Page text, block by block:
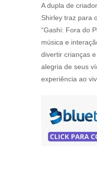
A dupla de
Shirley traz para
“Gashi: Fora do
música e
divertir crianças
alegria de seus
experiência ao